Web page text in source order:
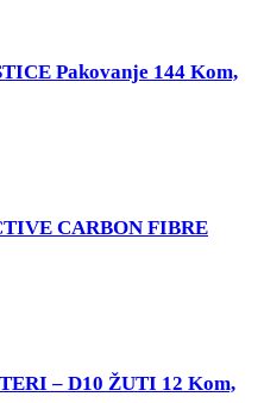
Pakovanje 144 Kom,
CARBON FIBRE
– D10 ŽUTI 12 Kom,